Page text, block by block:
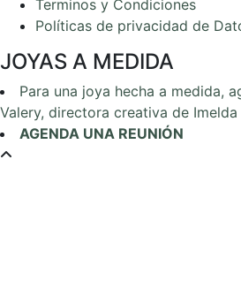
Terminos y Condiciones
Políticas de privacidad de
JOYAS A MEDIDA
Para una joya hecha a medida,
Valery, directora creativa de Imelda
AGENDA UNA REUNIÓN